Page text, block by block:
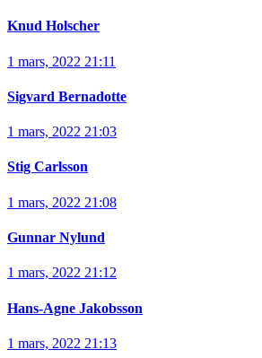
Knud Holscher
1 mars, 2022 21:11
Sigvard Bernadotte
1 mars, 2022 21:03
Stig Carlsson
1 mars, 2022 21:08
Gunnar Nylund
1 mars, 2022 21:12
Hans-Agne Jakobsson
1 mars, 2022 21:13